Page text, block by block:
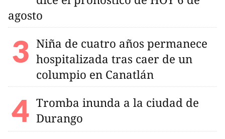
agosto
Niña de cuatro años permanece
hospitalizada tras caer de un
columpio en Canatlán
Tromba inunda a la ciudad de
Durango